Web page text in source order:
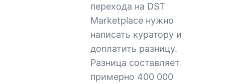
перехода на DST
Marketplace нужно
написать куратору и
доплатить разницу.
Разница составляет
примерно 400 000